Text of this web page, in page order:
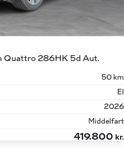
Quattro 286HK 5d Aut.
50 km
El
2026
Middelfart
419.800 kr.